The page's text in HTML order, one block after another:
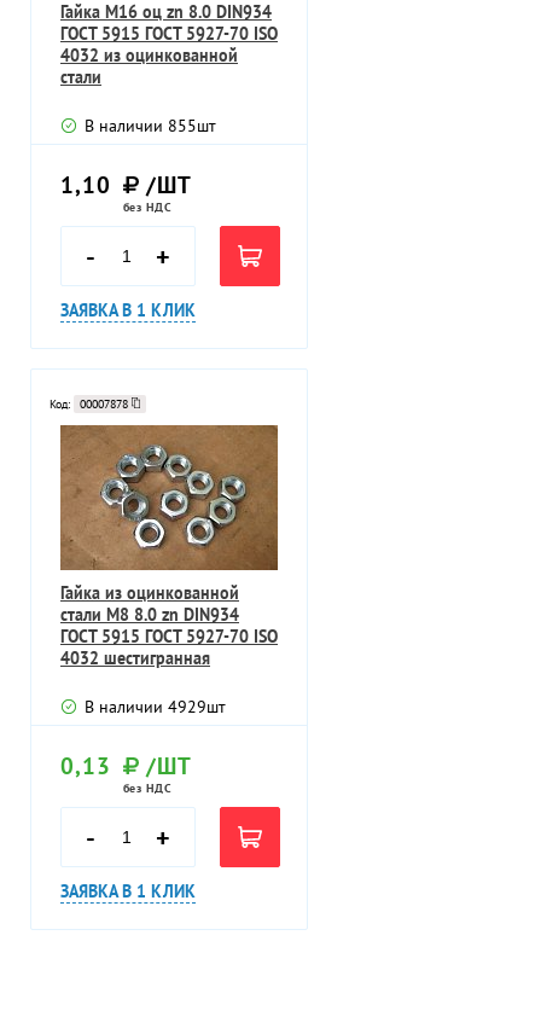
Гайка M16 оц zn 8.0 DIN934
ГОСТ 5915 ГОСТ 5927-70 ISO
4032 из оцинкованной
стали
В наличии 855шт
1,10 /ШТ
без НДС
- +
ЗАЯВКА В 1 КЛИК
Код: 00007878
Гайка из оцинкованной
стали М8 8.0 zn DIN934
ГОСТ 5915 ГОСТ 5927-70 ISO
4032 шестигранная
В наличии 4929шт
0,13 /ШТ
без НДС
- +
ЗАЯВКА В 1 КЛИК